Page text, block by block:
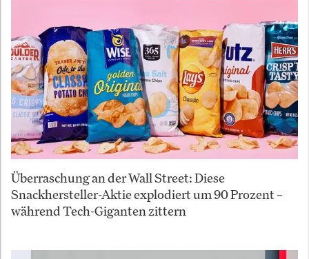
Überraschung an der Wall Street: Diese
Snackhersteller-Aktie explodiert um 90 Prozent –
während Tech-Giganten zittern